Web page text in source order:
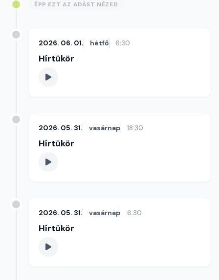
ÉPP EZT AZ ADÁST NÉZED
2026. 06. 01. hétfő 6:30
Hírtükör
2026. 05. 31. vasárnap 18:30
Hírtükör
2026. 05. 31. vasárnap 6:30
Hírtükör